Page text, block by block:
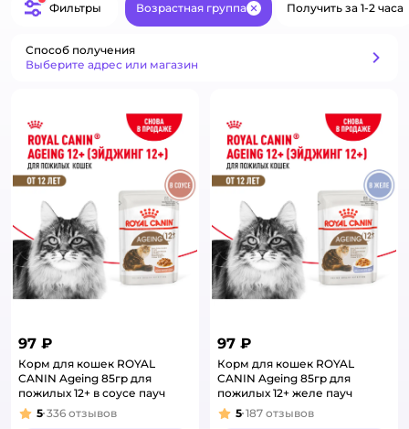
Фильтры Возрастная группа ЗакрытьПолучить за 1-2 часа
Способ получения
Выберите адрес или магазин
97 ₽
Корм для кошек ROYAL
CANIN Ageing 85гр для
пожилых 12+ в соусе пауч
Рейтинг:
5 336 отзывов
97 ₽
Корм для кошек ROYAL
CANIN Ageing 85гр для
пожилых 12+ желе пауч
Рейтинг:
5 187 отзывов